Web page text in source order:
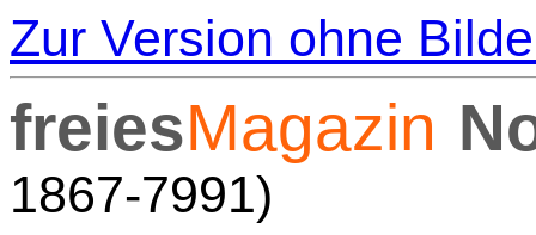
Zur Version ohne
freiesMagazin
1867-7991)